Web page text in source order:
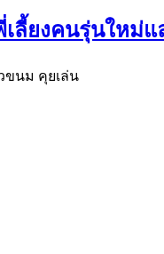
ลี้ยงคนรุ่นใหม่
ขนม คุยเล่น